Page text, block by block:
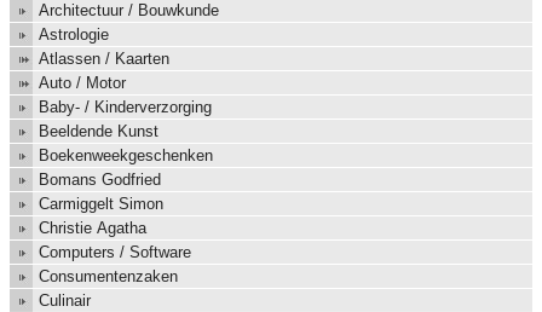
Architectuur / Bouwkunde
Astrologie
Atlassen / Kaarten
Auto / Motor
Baby- / Kinderverzorging
Beeldende Kunst
Boekenweekgeschenken
Bomans Godfried
Carmiggelt Simon
Christie Agatha
Computers / Software
Consumentenzaken
Culinair